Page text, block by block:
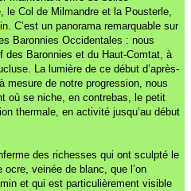
le Col de Milmandre et la Pousterle,
C’est un panorama remarquable sur
Baronnies Occidentales : nous
Baronnies et du Haut-Comtat, à
La lumière de ce début d’après-
mesure de notre progression, nous
où se niche, en contrebas, le petit
thermale, en activité jusqu’au début
des richesses qui ont sculpté le
veinée de blanc, que l’on
et qui est particulièrement visible